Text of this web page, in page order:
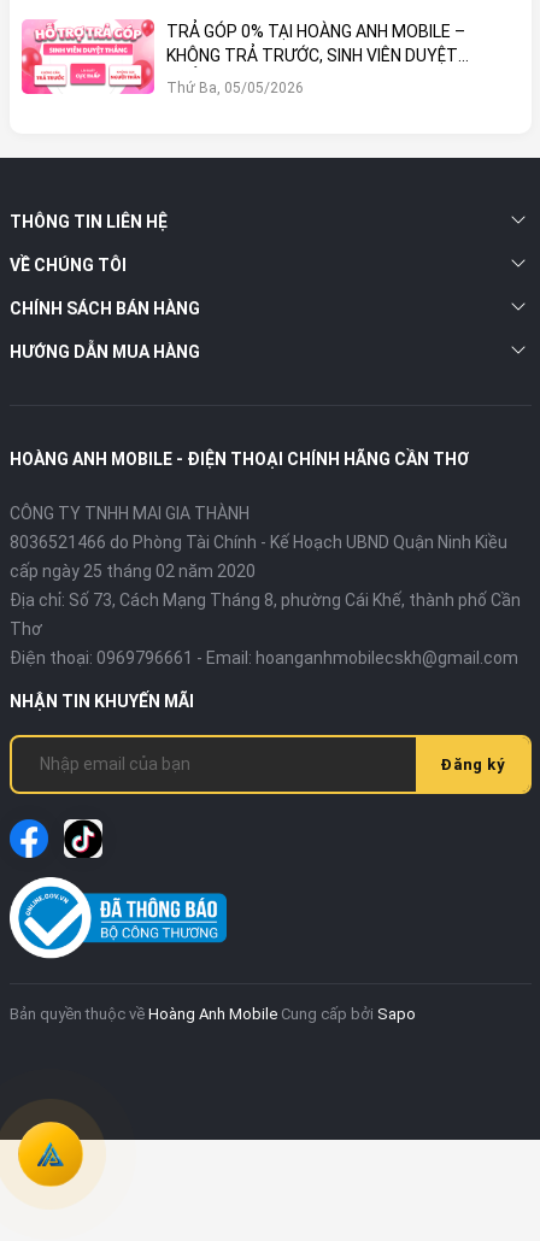
TRẢ GÓP 0% TẠI HOÀNG ANH MOBILE –
KHÔNG TRẢ TRƯỚC, SINH VIÊN DUYỆT
THẲNG!
Thứ Ba, 05/05/2026
THÔNG TIN LIÊN HỆ
VỀ CHÚNG TÔI
CHÍNH SÁCH BÁN HÀNG
HƯỚNG DẪN MUA HÀNG
HOÀNG ANH MOBILE - ĐIỆN THOẠI CHÍNH HÃNG CẦN THƠ
CÔNG TY TNHH MAI GIA THÀNH
8036521466 do Phòng Tài Chính - Kế Hoạch UBND Quận Ninh Kiều
cấp ngày 25 tháng 02 năm 2020
Địa chỉ: Số 73, Cách Mạng Tháng 8, phường Cái Khế, thành phố Cần
Thơ
Điện thoại: 0969796661 - Email: hoanganhmobilecskh@gmail.com
NHẬN TIN KHUYẾN MÃI
Đăng ký
Bản quyền thuộc về Hoàng Anh Mobile Cung cấp bởi Sapo